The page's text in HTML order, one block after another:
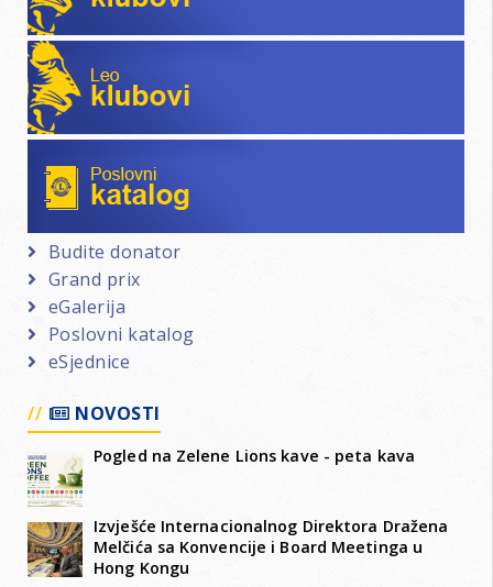
Leo klubovi
Budite donator
Grand prix
eGalerija
Poslovni katalog
eSjednice
NOVOSTI
Pogled na Zelene Lions kave - peta kava
Izvješće Internacionalnog Direktora Dražena
Melčića sa Konvencije i Board Meetinga u
Hong Kongu